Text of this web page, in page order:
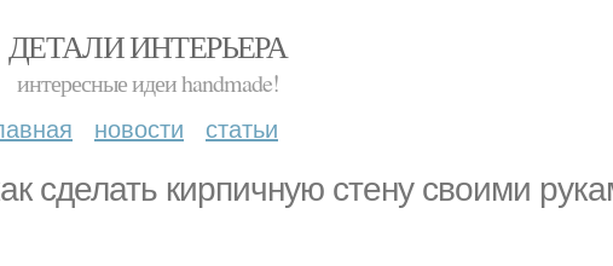
ДЕТАЛИ ИНТЕРЬЕРА
интересные идеи handmade!
новости статьи
сделать кирпичную стену своими